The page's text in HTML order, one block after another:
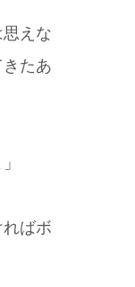
えな
たあ
」
ばボ